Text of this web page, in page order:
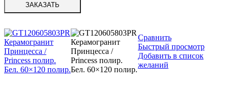
ЗАКАЗАТЬ
Сравнить
Быстрый просмотр
Добавить в список
желаний